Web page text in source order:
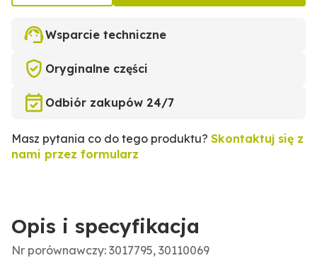
Wsparcie techniczne
Oryginalne części
Odbiór zakupów 24/7
Masz pytania co do tego produktu? Skontaktuj się z
nami przez formularz
Opis i specyfikacja
Nr porównawczy: 3017795, 30110069